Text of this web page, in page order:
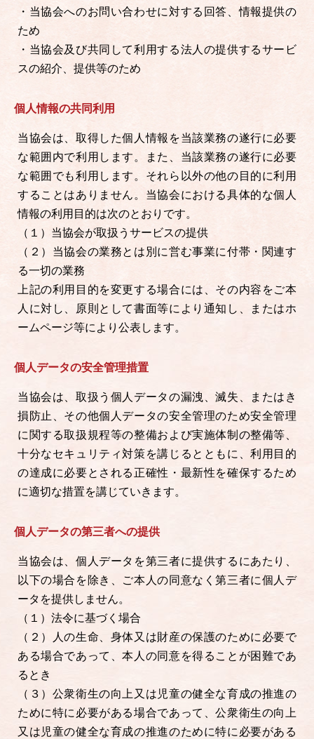
・当協会へのお問い合わせに対する回答、情報提供の
ため
・当協会及び共同して利用する法人の提供するサービ
スの紹介、提供等のため
個人情報の共同利用
当協会は、取得した個人情報を当該業務の遂行に必要
な範囲内で利用します。また、当該業務の遂行に必要
な範囲でも利用します。それら以外の他の目的に利用
することはありません。当協会における具体的な個人
情報の利用目的は次のとおりです。
（１）当協会が取扱うサービスの提供
（２）当協会の業務とは別に営む事業に付帯・関連す
る一切の業務
上記の利用目的を変更する場合には、その内容をご本
人に対し、原則として書面等により通知し、またはホ
ームページ等により公表します。
個人データの安全管理措置
当協会は、取扱う個人データの漏洩、滅失、またはき
損防止、その他個人データの安全管理のため安全管理
に関する取扱規程等の整備および実施体制の整備等、
十分なセキュリティ対策を講じるとともに、利用目的
の達成に必要とされる正確性・最新性を確保するため
に適切な措置を講じていきます。
個人データの第三者への提供
当協会は、個人データを第三者に提供するにあたり、
以下の場合を除き、ご本人の同意なく第三者に個人デ
ータを提供しません。
（１）法令に基づく場合
（２）人の生命、身体又は財産の保護のために必要で
ある場合であって、本人の同意を得ることが困難であ
るとき
（３）公衆衛生の向上又は児童の健全な育成の推進の
ために特に必要がある場合であって、公衆衛生の向上
又は児童の健全な育成の推進のために特に必要がある